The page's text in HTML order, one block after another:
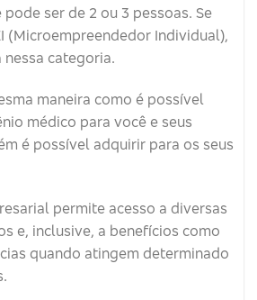
ser de 2 ou 3 pessoas. Se
(Microempreendedor Individual),
nessa categoria.
maneira como é possível
médico para você e seus
é possível adquirir para os seus
permite acesso a diversas
e, inclusive, a benefícios como
quando atingem determinado